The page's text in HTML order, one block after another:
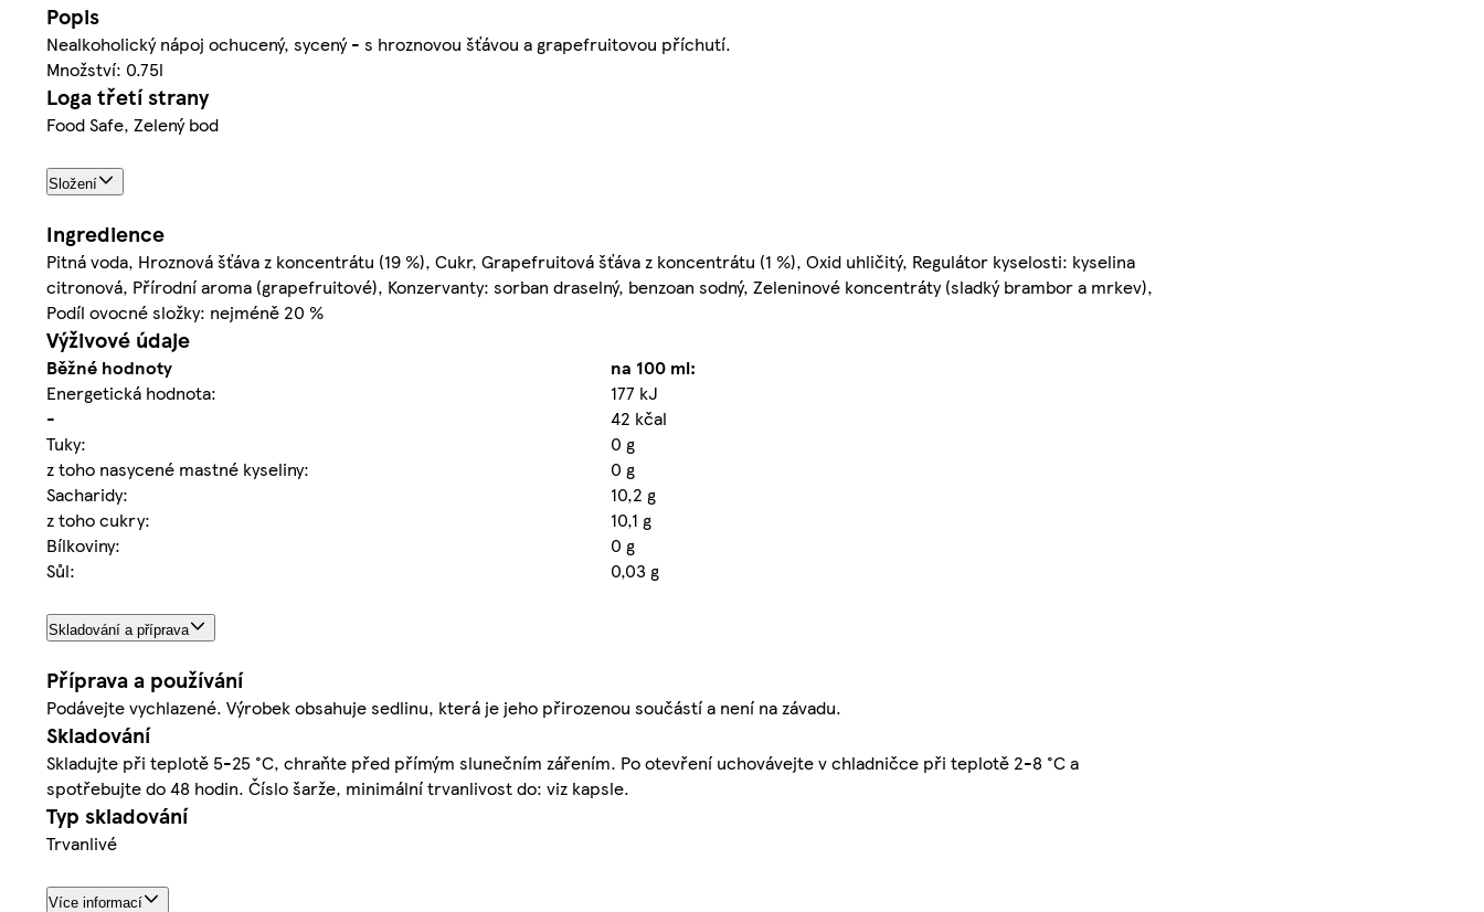
Popis
Nealkoholický nápoj ochucený, sycený - s hroznovou šťávou a grapefruitovou příchutí.
Množství: 0.75l
Loga třetí strany
Food Safe, Zelený bod
Složení
Ingredience
Pitná voda, Hroznová šťáva z koncentrátu (19 %), Cukr, Grapefruitová šťáva z koncentrátu (1 %), Oxid uhličitý, Regulátor kyselosti: kyselina
citronová, Přírodní aroma (grapefruitové), Konzervanty: sorban draselný, benzoan sodný, Zeleninové koncentráty (sladký brambor a mrkev),
Podíl ovocné složky: nejméně 20 %
Výživové údaje
Běžné hodnoty
na 100 ml:
Energetická hodnota:
177 kJ
-
42 kčal
Tuky:
0 g
z toho nasycené mastné kyseliny:
0 g
Sacharidy:
10,2 g
z toho cukry:
10,1 g
Bílkoviny:
0 g
Sůl:
0,03 g
Skladování a příprava
Příprava a používání
Podávejte vychlazené. Výrobek obsahuje sedlinu, která je jeho přirozenou součástí a není na závadu.
Skladování
Skladujte při teplotě 5-25 °C, chraňte před přímým slunečním zářením. Po otevření uchovávejte v chladničce při teplotě 2-8 °C a
spotřebujte do 48 hodin. Číslo šarže, minimální trvanlivost do: viz kapsle.
Typ skladování
Trvanlivé
Více informací